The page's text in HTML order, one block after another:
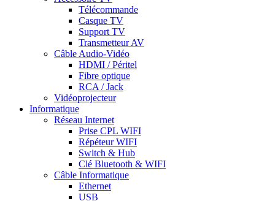
Télécommande
Casque TV
Support TV
Transmetteur AV
Câble Audio-Vidéo
HDMI / Péritel
Fibre optique
RCA / Jack
Vidéoprojecteur
Informatique
Réseau Internet
Prise CPL WIFI
Répéteur WIFI
Switch & Hub
Clé Bluetooth & WIFI
Câble Informatique
Ethernet
USB